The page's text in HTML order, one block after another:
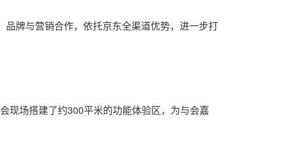
牌与营销合作，依托京东全渠道优势，进一步打
现场搭建了约300平米的功能体验区，为与会嘉